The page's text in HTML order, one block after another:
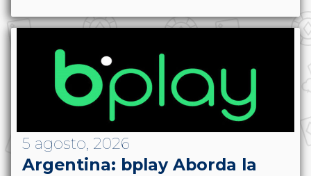
5 agosto, 2026
Argentina: bplay Aborda la